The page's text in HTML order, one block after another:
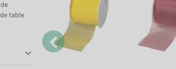
table